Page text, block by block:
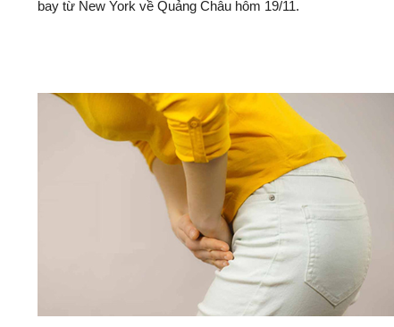
bay từ New York về Quảng Châu hôm 19/11.